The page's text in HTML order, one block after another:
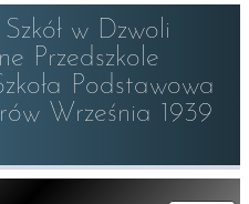
w Dzwoli
Przedszkole
Podstawowa
Września 1939